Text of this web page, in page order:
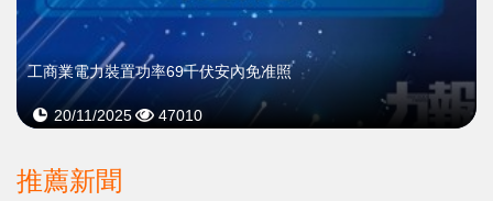
工商業電力裝置功率69千伏安內免准照
20/11/2025 47010
推薦新聞